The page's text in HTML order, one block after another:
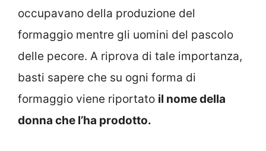
occupavano della produzione del
formaggio mentre gli uomini del pascolo
delle pecore. A riprova di tale importanza,
basti sapere che su ogni forma di
formaggio viene riportato il nome della
donna che l’ha prodotto.